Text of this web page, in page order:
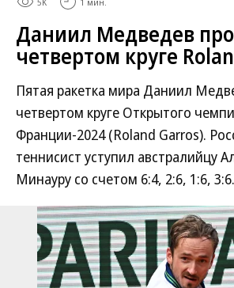
Даниил Медведев
четвертом круге
Пятая ракетка мира Даниил
четвертом круге Открытого
Франции-2024 (Roland Garros).
теннисист уступил австралийцу
Минауру со счетом 6:4, 2:6, 1:6, 3:6.